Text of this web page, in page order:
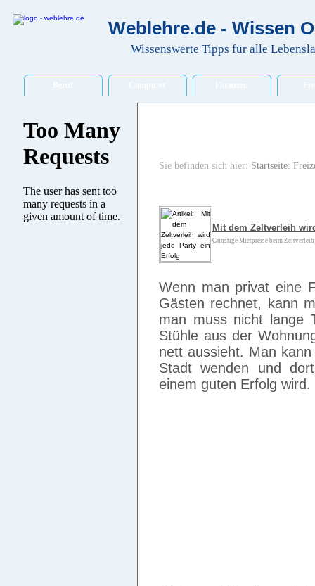
Weblehre.de - Wissen
Wissenswerte Tipps für alle
Sie befinden sich hier: Startseite:
Mit dem Zeltverleih
Günstige Mietpreise beim Zeltverleih
Wenn man privat eine
Gästen rechnet, kann
man muss nicht lange
Stühle aus der
nett aussieht. Man
Stadt wenden und
einem guten Erfolg wird.